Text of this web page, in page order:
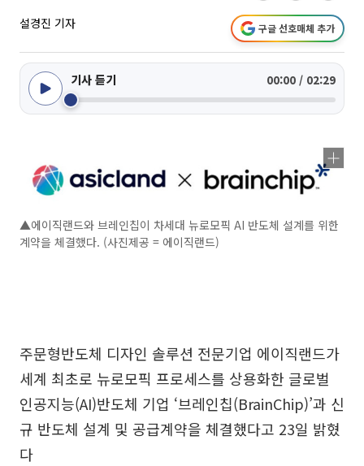
설경진 기자 구글 선호매체 추가
기사 듣기 00:00 / 02:29
▲에이직랜드와 브레인칩이 차세대 뉴로모픽 AI 반도체 설계를 위한
계약을 체결했다. (사진제공 = 에이직랜드)
주문형반도체 디자인 솔루션 전문기업 에이직랜드가
세계 최초로 뉴로모픽 프로세스를 상용화한 글로벌
인공지능(AI)반도체 기업 ‘브레인칩(BrainChip)’과 신
규 반도체 설계 및 공급계약을 체결했다고 23일 밝혔
다